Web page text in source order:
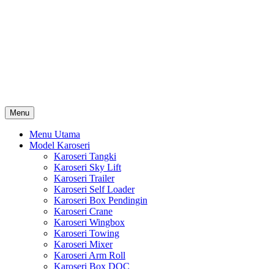
Menu
Menu Utama
Model Karoseri
Karoseri Tangki
Karoseri Sky Lift
Karoseri Trailer
Karoseri Self Loader
Karoseri Box Pendingin
Karoseri Crane
Karoseri Wingbox
Karoseri Towing
Karoseri Mixer
Karoseri Arm Roll
Karoseri Box DOC